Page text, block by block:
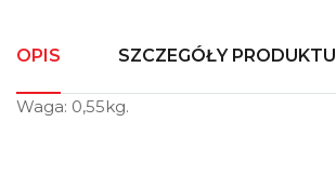
OPIS SZCZEGÓŁY PRODUKTU
Waga: 0,55kg.